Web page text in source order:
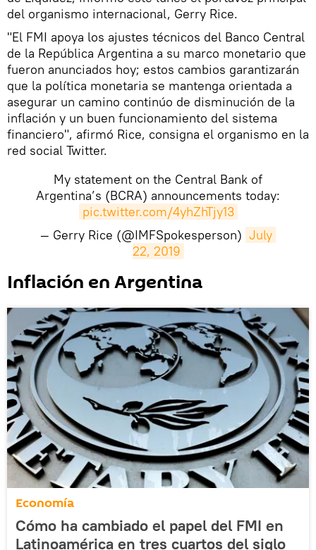
del organismo internacional, Gerry Rice.
"El FMI apoya los ajustes técnicos del Banco Central
de la República Argentina a su marco monetario que
fueron anunciados hoy; estos cambios garantizarán
que la política monetaria se mantenga orientada a
asegurar un camino continúo de disminución de la
inflación y un buen funcionamiento del sistema
financiero", afirmó Rice, consigna el organismo en la
red social Twitter.
My statement on the Central Bank of
Argentina’s (BCRA) announcements today:
pic.twitter.com/4yhZhTjy13
— Gerry Rice (@IMFSpokesperson) July
22, 2019
Inflación en Argentina
Economía
Cómo ha cambiado el papel del FMI en
Latinoamérica en tres cuartos del siglo